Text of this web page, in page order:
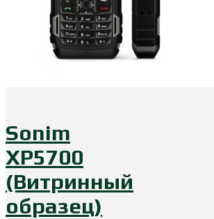
Sonim
XP5700
(Витринный
образец)